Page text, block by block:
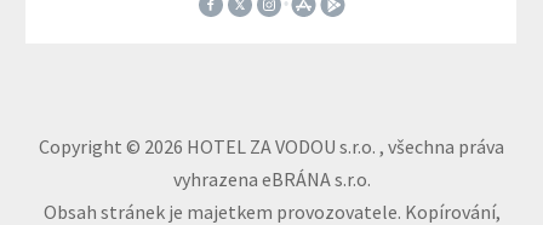
Copyright © 2026 HOTEL ZA VODOU s.r.o. , všechna práva
vyhrazena eBRÁNA s.r.o.
Obsah stránek je majetkem provozovatele. Kopírování,